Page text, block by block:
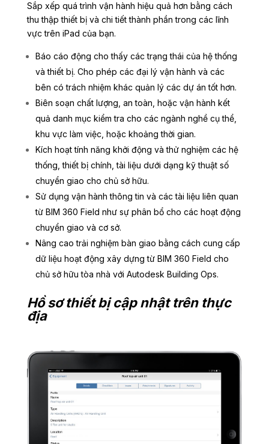
Sắp xếp quá trình vận hành hiệu quả hơn bằng cách
thu thập thiết bị và chi tiết thành phần trong các lĩnh
vực trên iPad của bạn.
Báo cáo động cho thấy các trạng thái của hệ thống
và thiết bị. Cho phép các đại lý vận hành và các
bên có trách nhiệm khác quản lý các dự án tốt hơn.
Biên soạn chất lượng, an toàn, hoặc vận hành kết
quả danh mục kiểm tra cho các ngành nghề cụ thể,
khu vực làm việc, hoặc khoảng thời gian.
Kích hoạt tính năng khởi động và thử nghiệm các hệ
thống, thiết bị chính, tài liệu dưới dạng kỹ thuật số
chuyển giao cho chủ sở hữu.
Sử dụng vận hành thông tin và các tài liệu liên quan
từ BIM 360 Field như sự phân bổ cho các hoạt động
chuyển giao và cơ sở.
Nâng cao trải nghiệm bàn giao bằng cách cung cấp
dữ liệu hoạt động xây dựng từ BIM 360 Field cho
chủ sở hữu tòa nhà với Autodesk Building Ops.
Hồ sơ thiết bị cập nhật trên thực
địa